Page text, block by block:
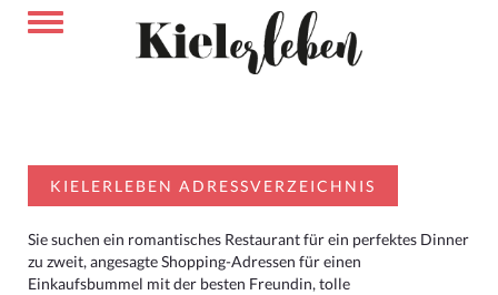
KIELERLEBEN ADRESSVERZEICHNIS
Sie suchen ein romantisches Restaurant für ein perfektes Dinner
zu zweit, angesagte Shopping-Adressen für einen
Einkaufsbummel mit der besten Freundin, tolle